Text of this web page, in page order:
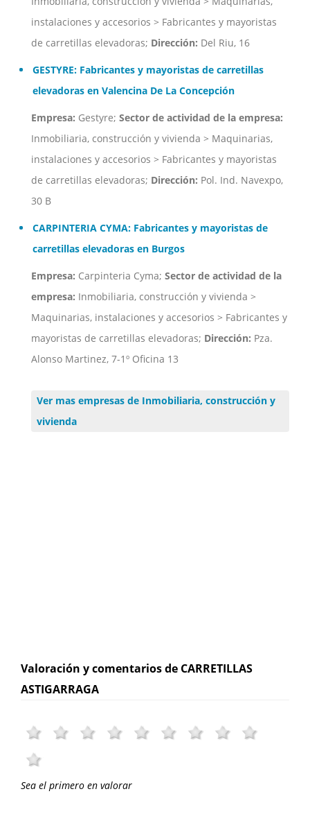
instalaciones y accesorios > Fabricantes y mayoristas
de carretillas elevadoras; Dirección: Del Riu, 16
GESTYRE: Fabricantes y mayoristas de carretillas
elevadoras en Valencina De La Concepción
Empresa: Gestyre; Sector de actividad de la empresa:
Inmobiliaria, construcción y vivienda > Maquinarias,
instalaciones y accesorios > Fabricantes y mayoristas
de carretillas elevadoras; Dirección: Pol. Ind. Navexpo,
30 B
CARPINTERIA CYMA: Fabricantes y mayoristas de
carretillas elevadoras en Burgos
Empresa: Carpinteria Cyma; Sector de actividad de la
empresa: Inmobiliaria, construcción y vivienda >
Maquinarias, instalaciones y accesorios > Fabricantes y
mayoristas de carretillas elevadoras; Dirección: Pza.
Alonso Martinez, 7-1º Oficina 13
Ver mas empresas de Inmobiliaria, construcción y
vivienda
Valoración y comentarios de CARRETILLAS
ASTIGARRAGA
Sea el primero en valorar